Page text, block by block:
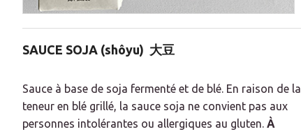
SAUCE SOJA (shôyu) 大豆
Sauce à base de soja fermenté et de blé. En raison de la
teneur en blé grillé, la sauce soja ne convient pas aux
personnes intolérantes ou allergiques au gluten. À